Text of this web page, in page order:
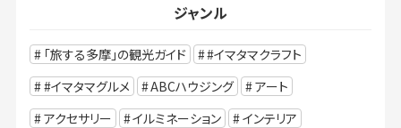
ジャンル
「旅する多摩」の観光ガイド
#イマタマクラフト
#イマタマグルメ
ABCハウジング
アート
アクセサリー
イルミネーション
インテリア